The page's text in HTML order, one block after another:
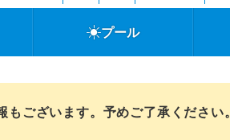
プール
ございます。予めご了承ください。